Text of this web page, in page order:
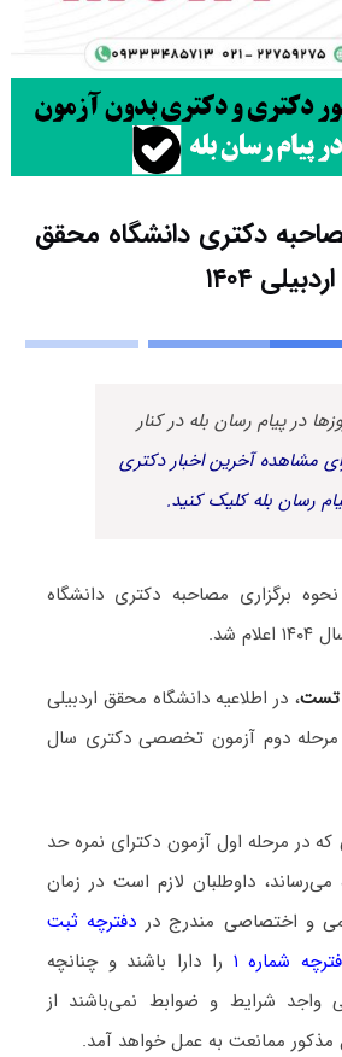
دکتری دانشگاه محقق
اردبیلی ۱۴۰۴
در پیام رسان بله در کنار
مشاهده آخرین اخبار دکتری
رسان بله کلیک کنید.
برگزاری مصاحبه دکتری دانشگاه
شد.
تست، در اطلاعیه دانشگاه محقق اردبیلی
دوم آزمون تخصصی دکتری سال
که در مرحله اول آزمون دکترای نمره حد
داوطلبان لازم است در زمان
و اختصاصی مندرج در دفترچه ثبت
شماره ۱
را دارا باشند و چنانچه
واجد شرایط و ضوابط نمی‌باشند از
ممانعت به عمل خواهد آمد.